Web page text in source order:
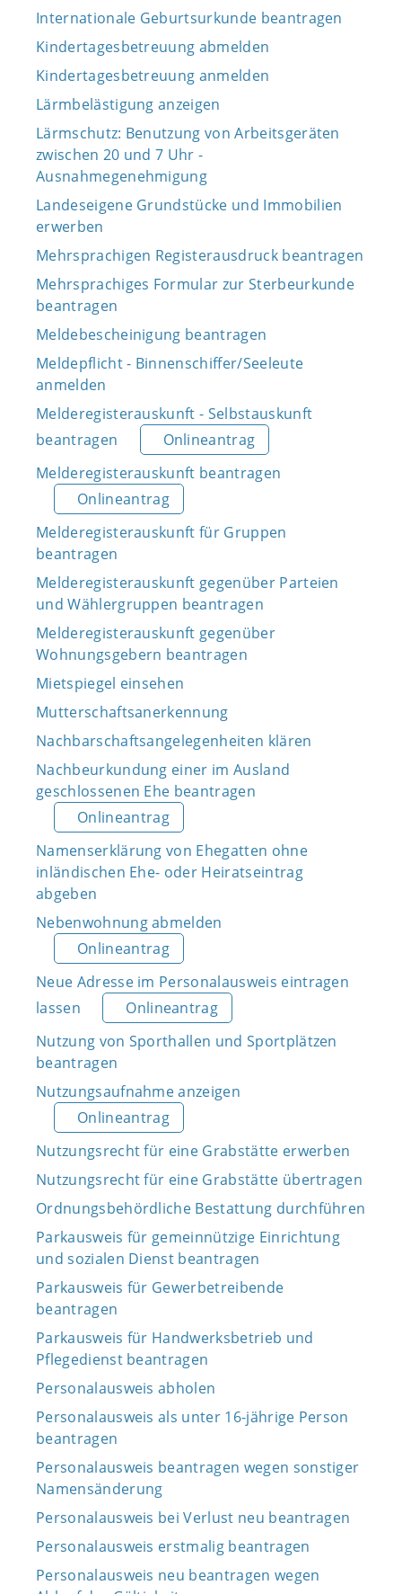
Internationale Geburtsurkunde beantragen
Kindertagesbetreuung abmelden
Kindertagesbetreuung anmelden
Lärmbelästigung anzeigen
Lärmschutz: Benutzung von Arbeitsgeräten
zwischen 20 und 7 Uhr -
Ausnahmegenehmigung
Landeseigene Grundstücke und Immobilien
erwerben
Mehrsprachigen Registerausdruck beantragen
Mehrsprachiges Formular zur Sterbeurkunde
beantragen
Meldebescheinigung beantragen
Meldepflicht - Binnenschiffer/Seeleute
anmelden
Melderegisterauskunft - Selbstauskunft
beantragen
Onlineantrag
Melderegisterauskunft beantragen
Onlineantrag
Melderegisterauskunft für Gruppen
beantragen
Melderegisterauskunft gegenüber Parteien
und Wählergruppen beantragen
Melderegisterauskunft gegenüber
Wohnungsgebern beantragen
Mietspiegel einsehen
Mutterschaftsanerkennung
Nachbarschaftsangelegenheiten klären
Nachbeurkundung einer im Ausland
geschlossenen Ehe beantragen
Onlineantrag
Namenserklärung von Ehegatten ohne
inländischen Ehe- oder Heiratseintrag
abgeben
Nebenwohnung abmelden
Onlineantrag
Neue Adresse im Personalausweis eintragen
lassen
Onlineantrag
Nutzung von Sporthallen und Sportplätzen
beantragen
Nutzungsaufnahme anzeigen
Onlineantrag
Nutzungsrecht für eine Grabstätte erwerben
Nutzungsrecht für eine Grabstätte übertragen
Ordnungsbehördliche Bestattung durchführen
Parkausweis für gemeinnützige Einrichtung
und sozialen Dienst beantragen
Parkausweis für Gewerbetreibende
beantragen
Parkausweis für Handwerksbetrieb und
Pflegedienst beantragen
Personalausweis abholen
Personalausweis als unter 16-jährige Person
beantragen
Personalausweis beantragen wegen sonstiger
Namensänderung
Personalausweis bei Verlust neu beantragen
Personalausweis erstmalig beantragen
Personalausweis neu beantragen wegen